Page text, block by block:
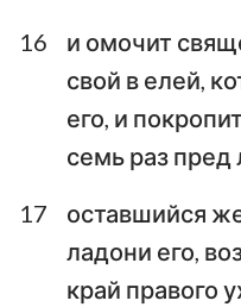
16
и омочит
свой в елей,
его, и
семь раз
17
оставшийся
ладони его,
край правого